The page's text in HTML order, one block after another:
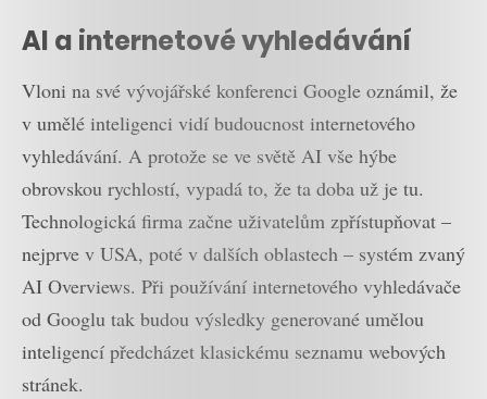
AI a internetové vyhledávání
Vloni na své vývojářské konferenci Google oznámil, že
v umělé inteligenci vidí budoucnost internetového
vyhledávání. A protože se ve světě AI vše hýbe
obrovskou rychlostí, vypadá to, že ta doba už je tu.
Technologická firma začne uživatelům zpřístupňovat –
nejprve v USA, poté v dalších oblastech – systém zvaný
AI Overviews. Při používání internetového vyhledávače
od Googlu tak budou výsledky generované umělou
inteligencí předcházet klasickému seznamu webových
stránek.